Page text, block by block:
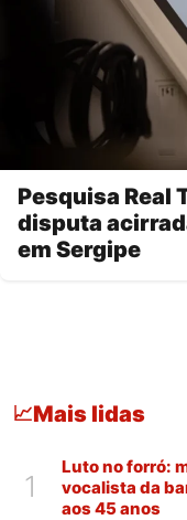
Pesquisa Real
disputa
em Sergipe
📈Mais lidas
1
Luto no forró:
vocalista da
aos 45 anos